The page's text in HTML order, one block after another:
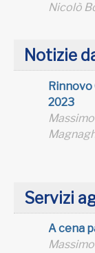
Nicolò
Notizie
Rinnovo
2023
Servizi
A cena